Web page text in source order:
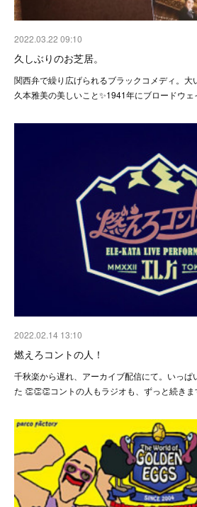
2022.03.22 09:10
久しぶりのお芝居。
関西弁で繰り広げられるブラックコメディ。大
久本雅美の美しいこと✨1941年にブロードウ
2022.02.14 13:10
燃えろコントの人！
千秋楽から遅れ、アーカイブ配信にて。いっぱ
た 👏👏👏コントの人もラジオも、ずっと続き